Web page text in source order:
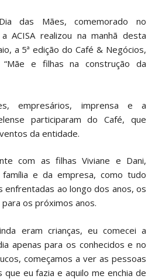
das Mães, comemorado no
ACISA realizou na manhã desta
a 5ª edição do Café & Negócios,
e filhas na construção da
empresários, imprensa e a
participaram do Café, que
da entidade.
com as filhas Viviane e Dani,
e da empresa, como tudo
enfrentadas ao longo dos anos, os
os próximos anos.
eram crianças, eu comecei a
apenas para os conhecidos e no
começamos a ver as pessoas
que eu fazia e aquilo me enchia de